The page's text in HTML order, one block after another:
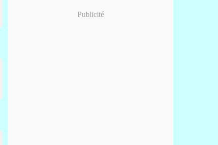
Publicité